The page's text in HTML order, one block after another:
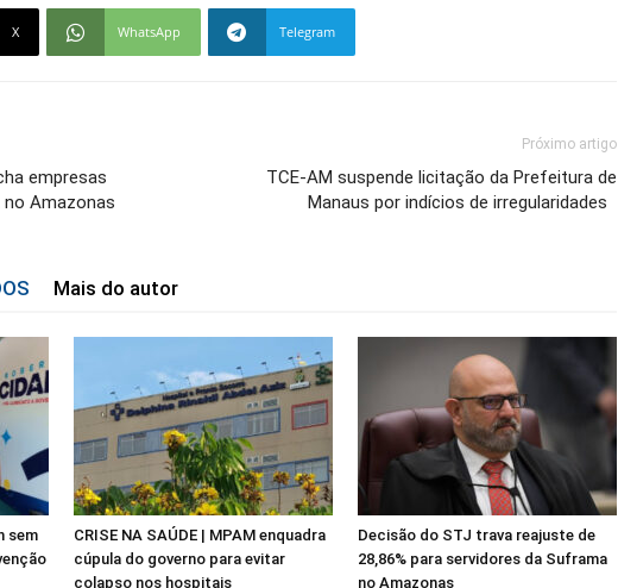
X WhatsApp Telegram
empresas
Amazonas
Próximo artigo
TCE-AM suspende licitação da Prefeitura de
Manaus por indícios de irregularidades
Mais do autor
sem
CRISE NA SAÚDE | MPAM enquadra
cúpula do governo para evitar
colapso nos hospitais
Decisão do STJ trava reajuste de
28,86% para servidores da Suframa
no Amazonas